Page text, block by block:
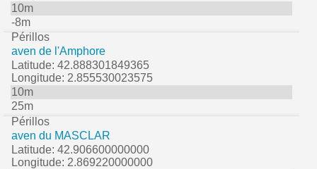
10m
-8m
Périllos
aven de l'Amphore
Latitude: 42.888301849365
Longitude: 2.855530023575
10m
25m
Périllos
aven du MASCLAR
Latitude: 42.906600000000
Longitude: 2.869220000000